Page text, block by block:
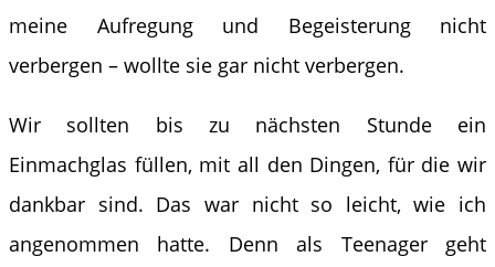
meine Aufregung und Begeisterung nicht
verbergen – wollte sie gar nicht verbergen.
Wir sollten bis zu nächsten Stunde ein
Einmachglas füllen, mit all den Dingen, für die wir
dankbar sind. Das war nicht so leicht, wie ich
angenommen hatte. Denn als Teenager geht